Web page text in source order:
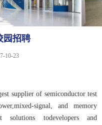
园招聘
10-23
supplier of semiconductor test
signal, and memory
solutions todevelopers and